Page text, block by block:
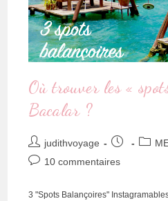
Où trouver les «
Bacalar ?
judithvoyage
10 commentaires
3 "Spots Balançoires"